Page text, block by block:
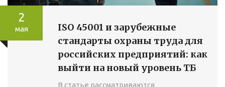
2
мая
ISO 45001 и зарубежные
стандарты охраны труда для
российских предприятий: как
выйти на новый уровень ТБ
В статье рассматриваются